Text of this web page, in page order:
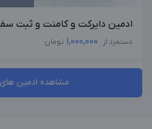
ادمین دایرکت و کامنت و ثبت
دستمزد از 1,000,000 تومان
مشاهده ادمین